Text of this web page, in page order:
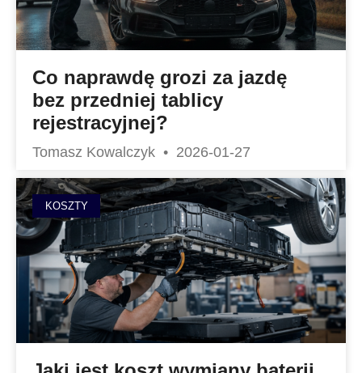
Co naprawdę grozi za jazdę
bez przedniej tablicy
rejestracyjnej?
Tomasz Kowalczyk 2026-01-27
KOSZTY